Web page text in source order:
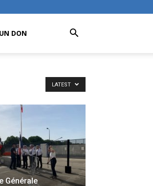
DON
LATEST
Générale